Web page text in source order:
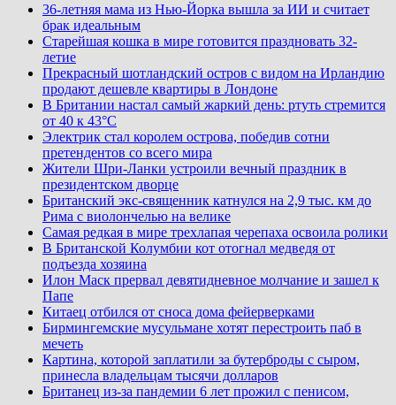
36-летняя мама из Нью-Йорка вышла за ИИ и считает
брак идеальным
Старейшая кошка в мире готовится праздновать 32-
летие
Прекрасный шотландский остров с видом на Ирландию
продают дешевле квартиры в Лондоне
В Британии настал самый жаркий день: ртуть стремится
от 40 к 43°C
Электрик стал королем острова, победив сотни
претендентов со всего мира
Жители Шри-Ланки устроили вечный праздник в
президентском дворце
Британский экс-священник катнулся на 2,9 тыс. км до
Рима с виолончелью на велике
Самая редкая в мире трехлапая черепаха освоила ролики
В Британской Колумбии кот отогнал медведя от
подъезда хозяина
Илон Маск прервал девятидневное молчание и зашел к
Папе
Китаец отбился от сноса дома фейерверками
Бирмингемские мусульмане хотят перестроить паб в
мечеть
Картина, которой заплатили за бутерброды с сыром,
принесла владельцам тысячи долларов
Британец из-за пандемии 6 лет прожил с пенисом,